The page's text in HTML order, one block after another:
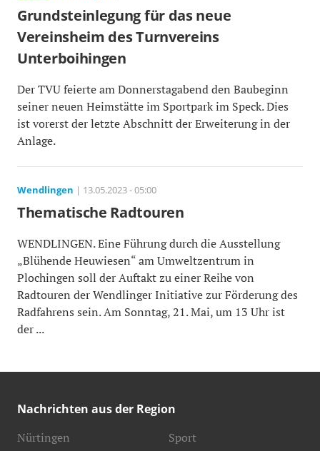
Grundsteinlegung für das neue
Vereinsheim des Turnvereins
Unterboihingen
Der TVU feierte am Donnerstagabend den Baubeginn
seiner neuen Heimstätte im Sportpark im Speck. Dies
ist vorerst der letzte Abschnitt der Erweiterung in der
Anlage.
Wendlingen | 13.05.2023 - 05:00
Thematische Radtouren
WENDLINGEN. Eine Führung durch die Ausstellung
„Blühende Heuwiesen“ am Umweltzentrum in
Plochingen soll der Auftakt zu einer Reihe von
Radtouren der Wendlinger Initiative zur Förderung des
Radfahrens sein. Am Sonntag, 21. Mai, um 13 Uhr ist
der ...
Nachrichten aus der Region
Nürtingen
Sport